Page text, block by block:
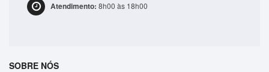
Atendimento: 8h00 às 18h00
SOBRE NÓS